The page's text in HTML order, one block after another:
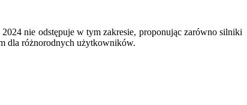
nie odstępuje w tym zakresie, proponując zarówno silniki
dla różnorodnych użytkowników.